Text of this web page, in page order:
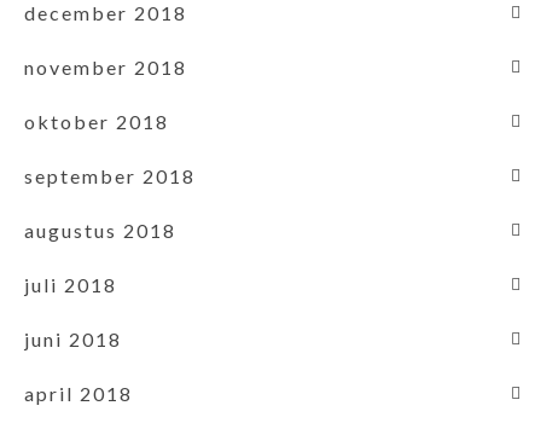
december 2018
november 2018
oktober 2018
september 2018
augustus 2018
juli 2018
juni 2018
april 2018